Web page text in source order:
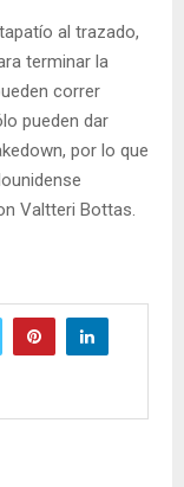
al trazado,
terminar la
correr
pueden dar
por lo que
Valtteri Bottas.